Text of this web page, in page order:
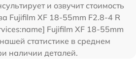
и озвучит стоимость
Fujifilm XF 18-55mm F2.8-4 R
Fujifilm XF 18-55mm
статистике в среднем
наличии деталей.